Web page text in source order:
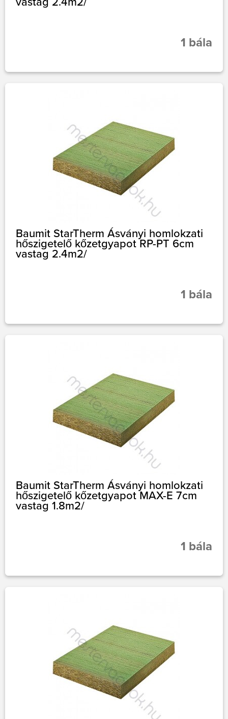
1 bála
Baumit StarTherm Ásványi homlokzati
hőszigetelő kőzetgyapot RP-PT 6cm
vastag 2.4m2/
1 bála
Baumit StarTherm Ásványi homlokzati
hőszigetelő kőzetgyapot MAX-E 7cm
vastag 1.8m2/
1 bála